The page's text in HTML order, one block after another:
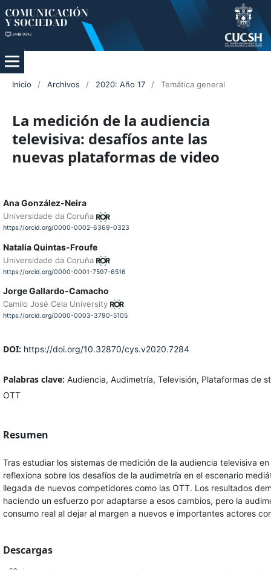
Inicio / Archivos / 2020: Año 17 / Temática general
La medición de la audiencia
televisiva: desafíos ante las
nuevas plataformas de video
Ana González-Neira
Universidade da Coruña
https://orcid.org/0000-0002-6369-0323
Natalia Quintas-Froufe
Universidade da Coruña
https://orcid.org/0000-0001-7597-6516
Jorge Gallardo-Camacho
Camilo José Cela University
https://orcid.org/0000-0003-3790-5105
DOI: https://doi.org/10.32870/cys.v2020.7284
Palabras clave: Audiencia, Audimetría, Televisión, Plataformas de
OTT
Resumen
Tras estudiar los sistemas de medición de la audiencia televisiva
reflexiona sobre los desafíos de la audimetría en el escenario
llegada de nuevos competidores como las OTT. Los resultados
haciendo un esfuerzo por adaptarse a esos cambios, pero la
consumo real al dejar al margen a nuevos e importantes actores
Descargas